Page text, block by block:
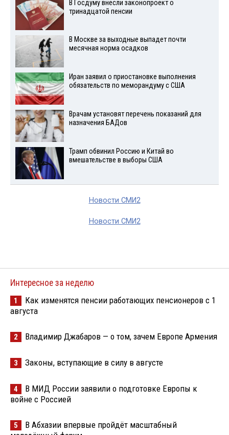
В Госдуму внесли законопроект о
тринадцатой пенсии
В Москве за выходные выпадет почти
месячная норма осадков
Иран заявил о приостановке выполнения
обязательств по меморандуму с США
Врачам установят перечень показаний для
назначения БАДов
Трамп обвинил Россию и Китай во
вмешательстве в выборы США
Новости СМИ2
Новости СМИ2
Интересное за неделю
1
Как изменятся пенсии работающих пенсионеров с 1
августа
2 Владимир Джабаров — о том, зачем Европе Армения
3 Законы, вступающие в силу в августе
4
В МИД России заявили о подготовке Европы к
войне с Россией
5
В Абхазии впервые пройдёт масштабный